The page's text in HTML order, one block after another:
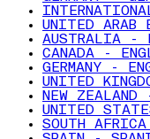
UNITED ARAB
AUSTRALIA -
CANADA -
GERMANY -
UNITED
NEW
UNITED
SOUTH